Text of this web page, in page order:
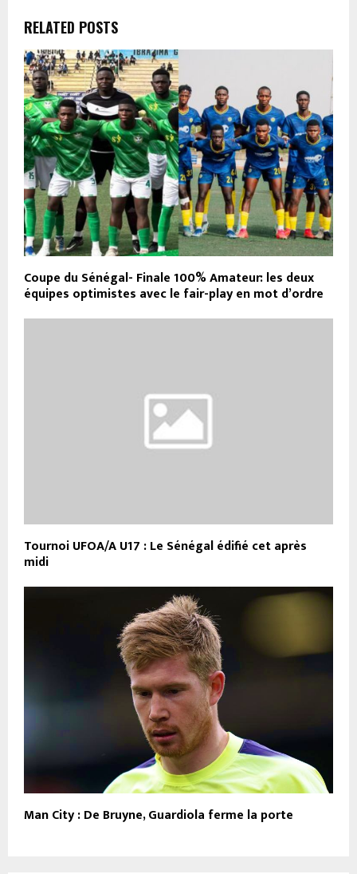
RELATED POSTS
Coupe du Sénégal- Finale 100% Amateur: les deux
équipes optimistes avec le fair-play en mot d’ordre
Tournoi UFOA/A U17 : Le Sénégal édifié cet après
midi
Man City : De Bruyne, Guardiola ferme la porte